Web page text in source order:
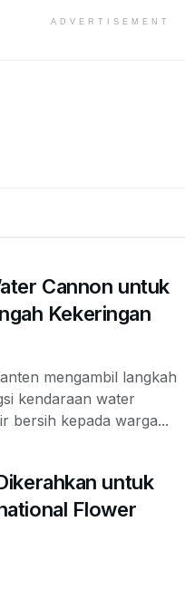
ADVERTISEMENT
Cannon untuk
Kekeringan
mengambil langkah
kendaraan water
bersih kepada warga...
untuk
Flower